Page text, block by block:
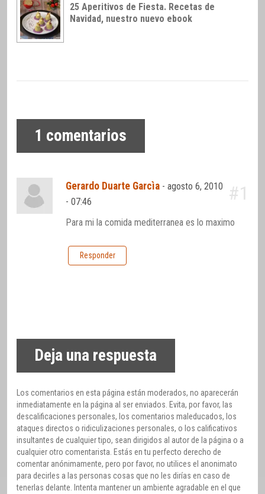
25 Aperitivos de Fiesta. Recetas de
Navidad, nuestro nuevo ebook
1 comentarios
Gerardo Duarte Garcìa -agosto 6, 2010
- 07:46
#1
Para mi la comida mediterranea es lo maximo
Responder
Deja una respuesta
Los comentarios en esta página están moderados, no aparecerán
inmediatamente en la página al ser enviados. Evita, por favor, las
descalificaciones personales, los comentarios maleducados, los
ataques directos o ridiculizaciones personales, o los calificativos
insultantes de cualquier tipo, sean dirigidos al autor de la página o a
cualquier otro comentarista. Estás en tu perfecto derecho de
comentar anónimamente, pero por favor, no utilices el anonimato
para decirles a las personas cosas que no les dirías en caso de
tenerlas delante. Intenta mantener un ambiente agradable en el que